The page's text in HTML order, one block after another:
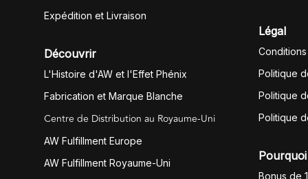
Expédition et Livraison
Découvrir
L'Histoire d'AW et l'Effet Phénix
Fabrication et Marque Blanche
Centre de Distribution au Royaume-Uni
AW Fulfillment Europe
AW Fulfillment Royaume-Uni
Légal
Politique
Politique
Politique
Bonus de